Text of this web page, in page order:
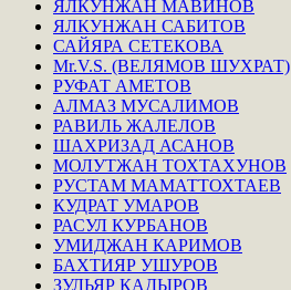
ЯЛКУНЖАН МАВИНОВ
ЯЛКУНЖАН САБИТОВ
САЙЯРА СЕТЕКОВА
Mr.V.S. (ВЕЛЯМОВ ШУХРАТ)
РУФАТ АМЕТОВ
АЛМАЗ МУСАЛИМОВ
РАВИЛЬ ЖАЛЕЛОВ
ШАХРИЗАД АСАНОВ
МОЛУТЖАН ТОХТАХУНОВ
РУСТАМ МАМАТТОХТАЕВ
КУДРАТ УМАРОВ
РАСУЛ КУРБАНОВ
УМИДЖАН КАРИМОВ
БАХТИЯР УШУРОВ
ЗУЛЬЯР КАДЫРОВ